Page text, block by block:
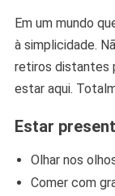
Em um mundo
à simplicidade.
retiros distantes
estar aqui.
Estar
Olhar nos
Comer com